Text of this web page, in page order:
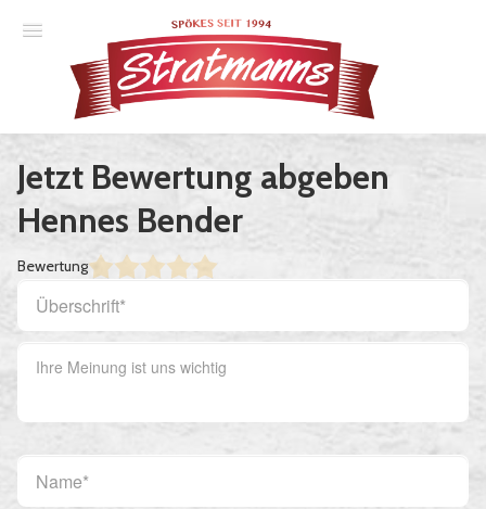
Essener Ehrendoktor
Unsere Komödien
Gastspiele
Gutscheine
Jetzt Bewertung abgeben
Hennes Bender
Bewertung